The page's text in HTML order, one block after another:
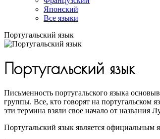
Японский
Все языки
Португальский язык
Португальский язык
Письменность португальского языка
группы. Все, кто говорят на португальском
эти термина взяли свое начало от названия
Португальский язык является